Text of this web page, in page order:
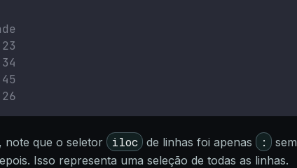
note que o seletor iloc de linhas foi apenas :
sem
Isso representa uma seleção de todas as linhas.